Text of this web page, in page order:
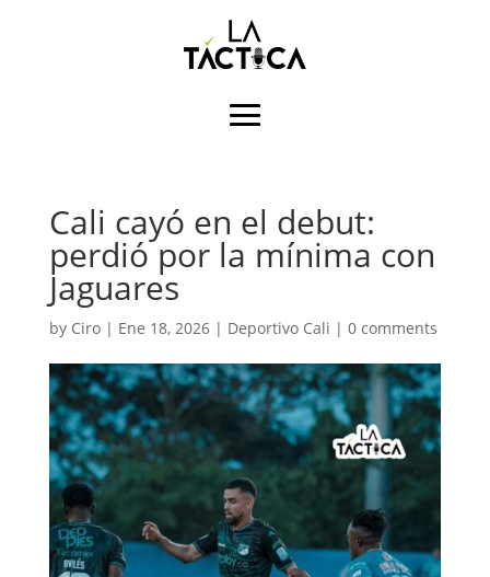
Cali cayó en el debut:
perdió por la mínima con
Jaguares
by Ciro| Ene 18, 2026| Deportivo Cali | 0 comments